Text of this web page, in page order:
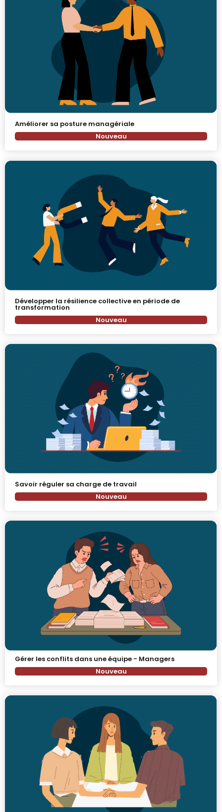
Améliorer sa posture managériale
Nouveau
Développer la résilience collective en période de
transformation
Nouveau
Savoir réguler sa charge de travail
Nouveau
Gérer les conflits dans une équipe - Managers
Nouveau